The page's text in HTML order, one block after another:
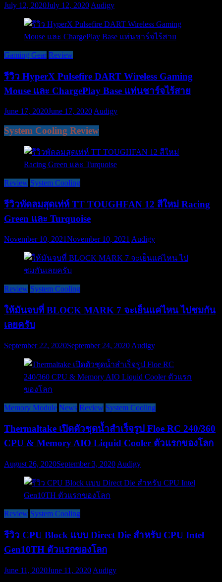
July 12, 2020July 12, 2020 Audigy
Gaming Gear Review
รีวิว HyperX Pulsefire DART Wireless Gaming
Mouse และ ChargePlay Base แท่นชาร์จไร้สาย
June 17, 2020June 17, 2020 Audigy
System Cooling Review
Review System Cooling
รีวิวพัดลมสุดเท่ห์ TT TOUGHFAN 12 สีใหม่ Racing
Green และ Turquoise
November 10, 2021November 10, 2021 Audigy
Review System Cooling
ให้มันจบที่ BLOCK MARK 7 จะเย็นแค่ไหน ไปชมกัน
เลยครับ
September 22, 2020September 24, 2020 Audigy
Memory Module News Review System Cooling
Thermaltake เปิดตัวชุดน้ำสำเร็จรูป Floe RC 240/360
CPU & Memory AIO Liquid Cooler ตัวแรกของโลก
August 26, 2020September 3, 2020 Audigy
Review System Cooling
รีวิว CPU Block แบบ Direct Die สำหรับ CPU Intel
Gen10TH ตัวแรกของโลก
June 11, 2020June 11, 2020 Audigy